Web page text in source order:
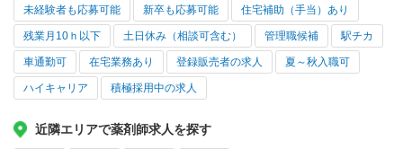
未経験者も応募可能 新卒も応募可能 住宅補助（手当）あり
残業月10ｈ以下 土日休み（相談可含む） 管理職候補 駅チカ
車通勤可 在宅業務あり 登録販売者の求人 夏～秋入職可
ハイキャリア 積極採用中の求人
近隣エリアで薬剤師求人を探す